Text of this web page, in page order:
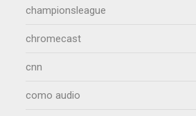
championsleague
chromecast
cnn
como audio